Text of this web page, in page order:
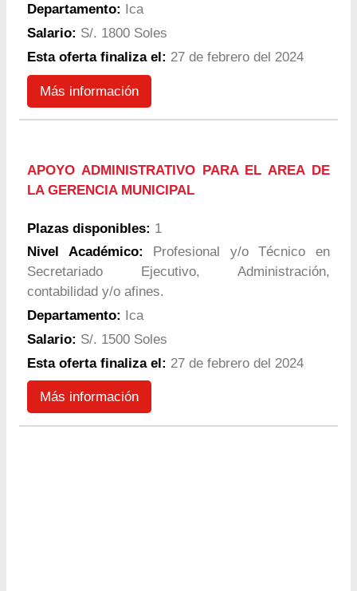
Departamento:
Ica
Salario: S/. 1800 Soles
Esta oferta finaliza el: 27 de febrero del 2024
Más información
APOYO ADMINISTRATIVO PARA EL AREA DE
LA GERENCIA MUNICIPAL
Plazas disponibles: 1
Nivel Académico: Profesional y/o Técnico en
Secretariado Ejecutivo, Administración,
contabilidad y/o afines.
Departamento:
Ica
Salario: S/. 1500 Soles
Esta oferta finaliza el: 27 de febrero del 2024
Más información